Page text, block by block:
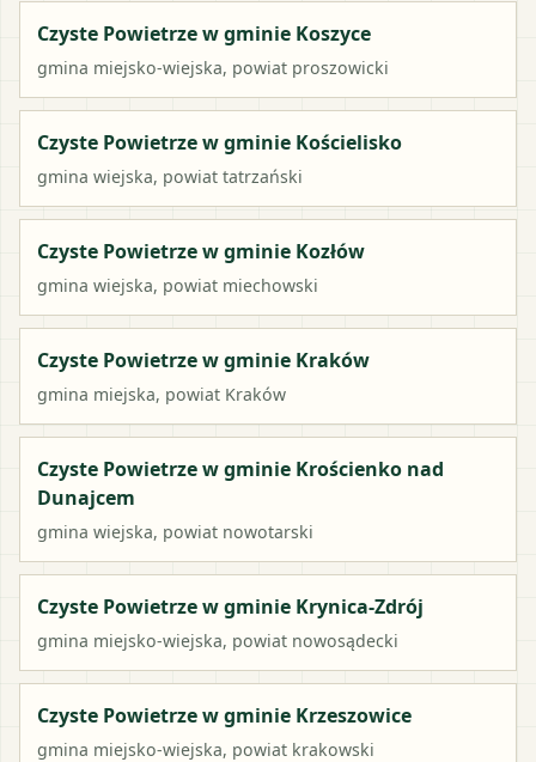
Czyste Powietrze w gminie Koszyce
gmina miejsko-wiejska, powiat proszowicki
Czyste Powietrze w gminie Kościelisko
gmina wiejska, powiat tatrzański
Czyste Powietrze w gminie Kozłów
gmina wiejska, powiat miechowski
Czyste Powietrze w gminie Kraków
gmina miejska, powiat Kraków
Czyste Powietrze w gminie Krościenko nad
Dunajcem
gmina wiejska, powiat nowotarski
Czyste Powietrze w gminie Krynica-Zdrój
gmina miejsko-wiejska, powiat nowosądecki
Czyste Powietrze w gminie Krzeszowice
gmina miejsko-wiejska, powiat krakowski